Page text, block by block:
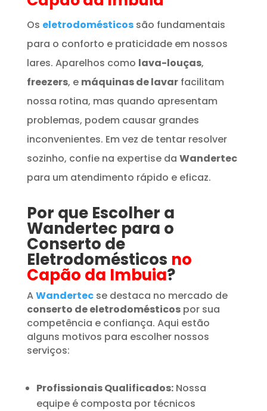
Os eletrodomésticos são fundamentais
para o conforto e praticidade em nossos
lares. Aparelhos como lava-louças,
freezers, e máquinas de lavarfacilitam
nossa rotina, mas quando apresentam
problemas, podem causar grandes
inconvenientes. Em vez de tentar resolver
sozinho, confie na expertise da Wandertec
para um atendimento rápido e eficaz.
Por que Escolher a
Wandertec para o
Conserto de
Eletrodomésticos no
Capão da Imbuia?
AWandertecse destaca no mercado de
conserto de eletrodomésticospor sua
competência e confiança. Aqui estão
alguns motivos para escolher nossos
serviços:
Profissionais Qualificados:Nossa
equipe é composta por técnicos